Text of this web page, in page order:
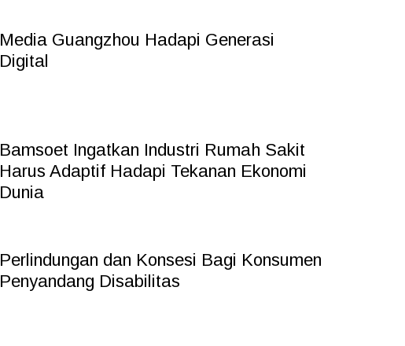
Media Guangzhou Hadapi Generasi
Digital
Bamsoet Ingatkan Industri Rumah Sakit
Harus Adaptif Hadapi Tekanan Ekonomi
Dunia
Perlindungan dan Konsesi Bagi Konsumen
Penyandang Disabilitas